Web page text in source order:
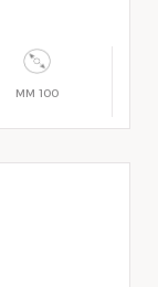
100 MM